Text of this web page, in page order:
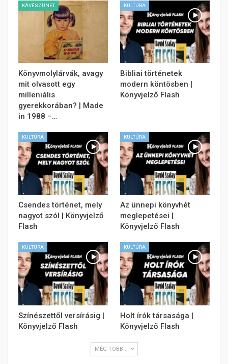
KÁVÉSZÜNET
Könyvmolylárvák, avagy
mit olvasott egy
milleniális
gyerekkorában? | Made
in 1988 –…
KULTÚRA
Bibliai történetek
modern köntösben |
Könyvjelző Flash
KULTÚRA
Csendes történet, mely
nagyot szól | Könyvjelző
Flash
KULTÚRA
Az ünnepi könyvhét
meglepetései |
Könyvjelző Flash
KULTÚRA
Színészettől versírásig |
Könyvjelző Flash
KULTÚRA
Holt írók társasága |
Könyvjelző Flash
MÉG TÖBB...